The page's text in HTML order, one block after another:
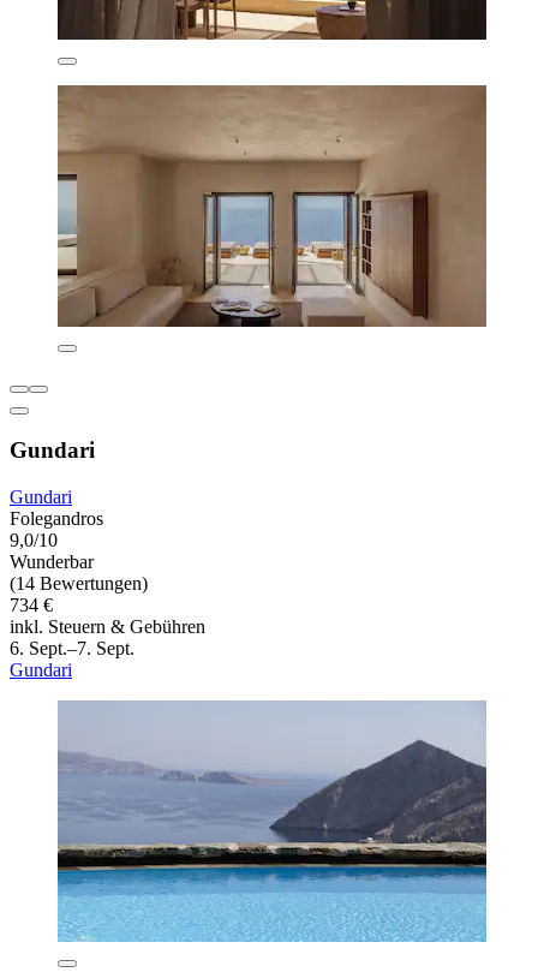
Gundari
Gundari
Folegandros
9,0/10
Wunderbar
(14 Bewertungen)
734 €
inkl. Steuern & Gebühren
6. Sept.–7. Sept.
Gundari